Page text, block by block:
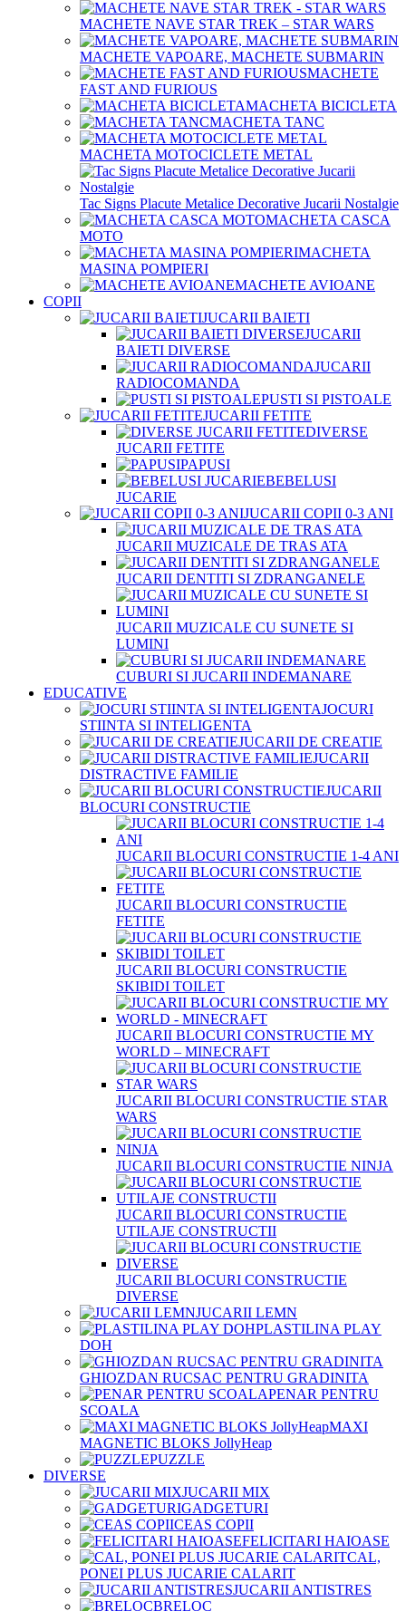
MACHETE NAVE STAR TREK – STAR WARS
MACHETE VAPOARE, MACHETE SUBMARIN
MACHETE
FAST AND FURIOUS
MACHETA BICICLETA
MACHETA TANC
MACHETA MOTOCICLETE METAL
Tac Signs Placute Metalice Decorative Jucarii Nostalgie
MACHETA CASCA
MOTO
MACHETA
MASINA POMPIERI
MACHETE AVIOANE
COPII
JUCARII BAIETI
JUCARII
BAIETI DIVERSE
JUCARII
RADIOCOMANDA
PUSTI SI PISTOALE
JUCARII FETITE
DIVERSE
JUCARII FETITE
PAPUSI
BEBELUSI
JUCARIE
JUCARII COPII 0-3 ANI
JUCARII MUZICALE DE TRAS ATA
JUCARII DENTITI SI ZDRANGANELE
JUCARII MUZICALE CU SUNETE SI
LUMINI
CUBURI SI JUCARII INDEMANARE
EDUCATIVE
JOCURI
STIINTA SI INTELIGENTA
JUCARII DE CREATIE
JUCARII
DISTRACTIVE FAMILIE
JUCARII
BLOCURI CONSTRUCTIE
JUCARII BLOCURI CONSTRUCTIE 1-4 ANI
JUCARII BLOCURI CONSTRUCTIE
FETITE
JUCARII BLOCURI CONSTRUCTIE
SKIBIDI TOILET
JUCARII BLOCURI CONSTRUCTIE MY
WORLD – MINECRAFT
JUCARII BLOCURI CONSTRUCTIE STAR
WARS
JUCARII BLOCURI CONSTRUCTIE NINJA
JUCARII BLOCURI CONSTRUCTIE
UTILAJE CONSTRUCTII
JUCARII BLOCURI CONSTRUCTIE
DIVERSE
JUCARII LEMN
PLASTILINA PLAY
DOH
GHIOZDAN RUCSAC PENTRU GRADINITA
PENAR PENTRU
SCOALA
MAXI
MAGNETIC BLOKS JollyHeap
PUZZLE
DIVERSE
JUCARII MIX
GADGETURI
CEAS COPII
FELICITARI HAIOASE
CAL,
PONEI PLUS JUCARIE CALARIT
JUCARII ANTISTRES
BRELOC